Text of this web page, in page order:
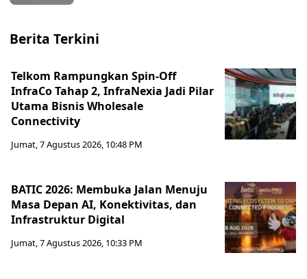
Berita Terkini
Telkom Rampungkan Spin-Off
InfraCo Tahap 2, InfraNexia Jadi Pilar
Utama Bisnis Wholesale
Connectivity
Jumat, 7 Agustus 2026, 10:48 PM
BATIC 2026: Membuka Jalan Menuju
Masa Depan AI, Konektivitas, dan
Infrastruktur Digital
Jumat, 7 Agustus 2026, 10:33 PM